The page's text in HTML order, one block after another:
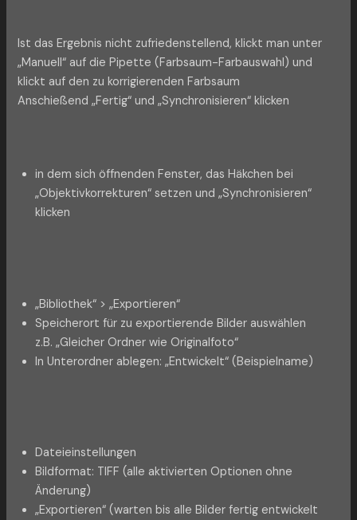
Ist das Ergebnis nicht zufriedenstellend, klickt man unter
„Manuell“ auf die Pipette (Farbsaum-Farbauswahl) und
klickt auf den zu korrigierenden Farbsaum
Anschießend „Fertig“ und „Synchronisieren“ klicken
in dem sich öffnenden Fenster, das Häkchen bei
„Objektivkorrekturen“ setzen und „Synchronisieren“
klicken
„Bibliothek“ > „Exportieren“
Speicherort für zu exportierende Bilder auswählen
z.B. „Gleicher Ordner wie Originalfoto“
In Unterordner ablegen: „Entwickelt“ (Beispielname)
Dateieinstellungen
Bildformat: TIFF (alle aktivierten Optionen ohne
Änderung)
„Exportieren“ (warten bis alle Bilder fertig entwickelt